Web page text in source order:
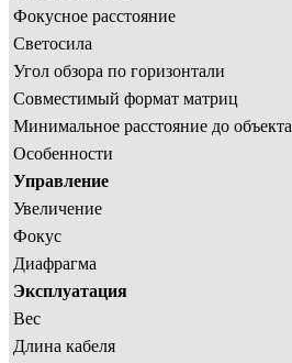
Фокусное расстояние
Светосила
Угол обзора по горизонтали
Совместимый формат матриц
Минимальное расстояние до объекта
Особенности
Управление
Увеличение
Фокус
Диафрагма
Эксплуатация
Вес
Длина кабеля